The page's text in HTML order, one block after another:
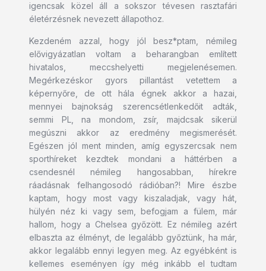
igencsak közel áll a sokszor tévesen rasztafári
életérzésnek nevezett állapothoz.
Kezdeném azzal, hogy jól besz*ptam, némileg
elővigyázatlan voltam a beharangban említett
hivatalos, meccshelyetti megjelenésemen.
Megérkezéskor gyors pillantást vetettem a
képernyőre, de ott hála égnek akkor a hazai,
mennyei bajnokság szerencsétlenkedőit adták,
semmi PL, na mondom, zsír, majdcsak sikerül
megúszni akkor az eredmény megismerését.
Egészen jól ment minden, amíg egyszercsak nem
sporthíreket kezdtek mondani a háttérben a
csendesnél némileg hangosabban, hírekre
ráadásnak felhangosodó rádióban?! Mire észbe
kaptam, hogy most vagy kiszaladjak, vagy hát,
hülyén néz ki vagy sem, befogjam a fülem, már
hallom, hogy a Chelsea győzött. Ez némileg azért
elbaszta az élményt, de legalább győztünk, ha már,
akkor legalább ennyi legyen meg. Az egyébként is
kellemes eseményen így még inkább el tudtam